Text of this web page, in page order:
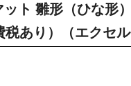
ト 雛形（ひな形
あり）（エクセル